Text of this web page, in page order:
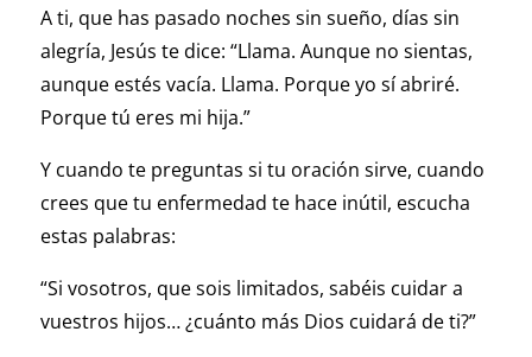
A ti, que has pasado noches sin sueño, días sin
alegría, Jesús te dice: “Llama. Aunque no sientas,
aunque estés vacía. Llama. Porque yo sí abriré.
Porque tú eres mi hija.”
Y cuando te preguntas si tu oración sirve, cuando
crees que tu enfermedad te hace inútil, escucha
estas palabras:
“Si vosotros, que sois limitados, sabéis cuidar a
vuestros hijos… ¿cuánto más Dios cuidará de ti?”